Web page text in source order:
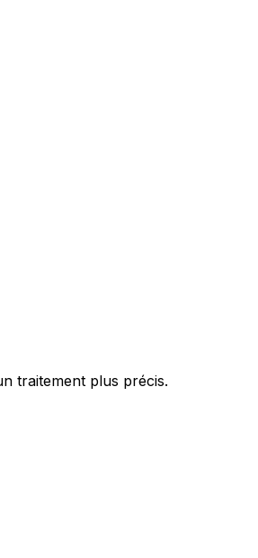
traitement plus précis.